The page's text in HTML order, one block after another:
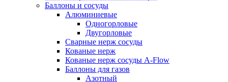
Баллоны и сосуды
Алюминиевые
Одногорловые
Двугорловые
Сварные нерж сосуды
Кованые нерж
Кованые нерж сосуды A-Flow
Баллоны для газов
Азотный